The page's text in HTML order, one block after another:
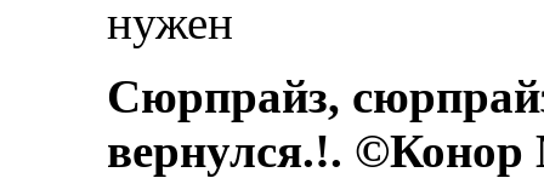
нужен
Сюрпрайз,
вернулся.!.